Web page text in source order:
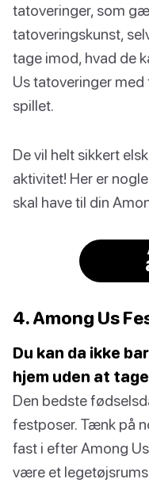
tatoveringer, som
tatoveringskunst,
tage imod, hvad de
Us tatoveringer
spillet.
De vil helt sikkert
aktivitet! Her er
skal have til din
4. Among Us
Du kan da ikke
hjem uden at
Den bedste
festposer. Tænk på
fast i efter Among
være et